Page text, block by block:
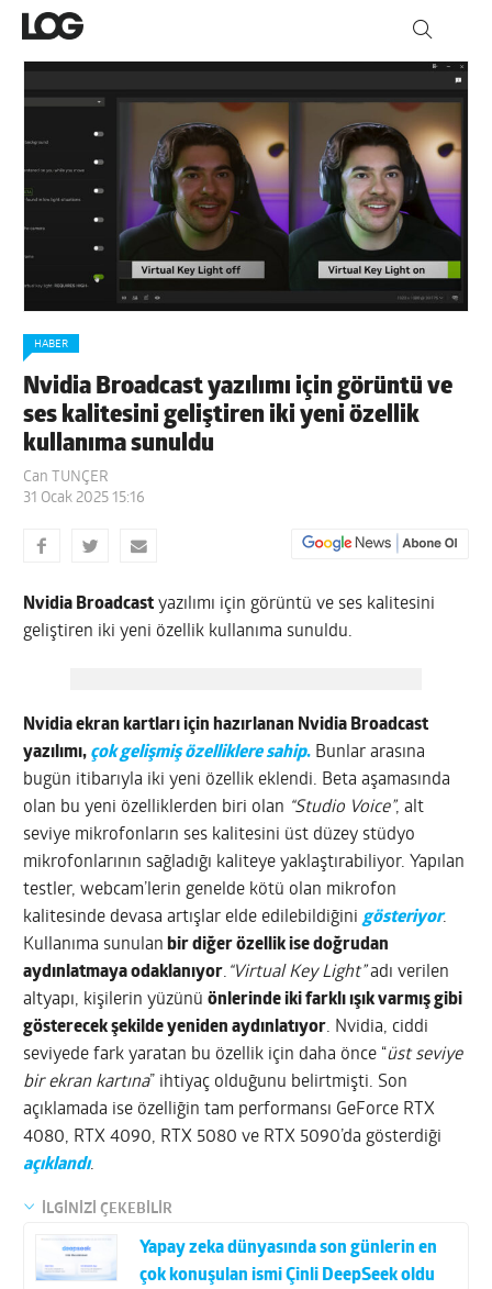
HABER
Nvidia Broadcast yazılımı için görüntü ve
ses kalitesini geliştiren iki yeni özellik
kullanıma sunuldu
Can TUNÇER
31 Ocak 2025 15:16
Nvidia Broadcast yazılımı için görüntü ve ses kalitesini
geliştiren iki yeni özellik kullanıma sunuldu.
Nvidia ekran kartları için hazırlanan Nvidia Broadcast
yazılımı, çok gelişmiş özelliklere sahip. Bunlar arasına
bugün itibarıyla iki yeni özellik eklendi. Beta aşamasında
olan bu yeni özelliklerden biri olan “Studio Voice”, alt
seviye mikrofonların ses kalitesini üst düzey stüdyo
mikrofonlarının sağladığı kaliteye yaklaştırabiliyor. Yapılan
testler, webcam’lerin genelde kötü olan mikrofon
kalitesinde devasa artışlar elde edilebildiğini gösteriyor.
Kullanıma sunulan bir diğer özellik ise doğrudan
aydınlatmaya odaklanıyor. “Virtual Key Light”adı verilen
altyapı, kişilerin yüzünüönlerinde iki farklı ışık varmış gibi
gösterecek şekilde yeniden aydınlatıyor. Nvidia, ciddi
seviyede fark yaratan bu özellik için daha önce “üst seviye
bir ekran kartına” ihtiyaç olduğunu belirtmişti. Son
açıklamada ise özelliğin tam performansı GeForce RTX
4080, RTX 4090, RTX 5080 ve RTX 5090’da gösterdiği
açıklandı.
İLGİNİZİ ÇEKEBİLİR
Yapay zeka dünyasında son günlerin en
çok konuşulan ismi Çinli DeepSeek oldu